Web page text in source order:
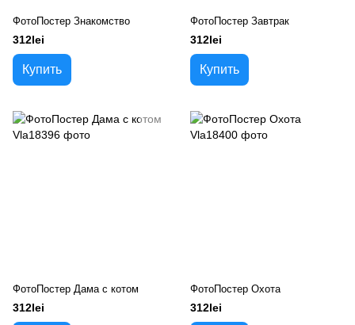
ФотоПостер Знакомство
312lei
Купить
ФотоПостер Завтрак
312lei
Купить
ФотоПостер Дама с котом
312lei
ФотоПостер Охота
312lei